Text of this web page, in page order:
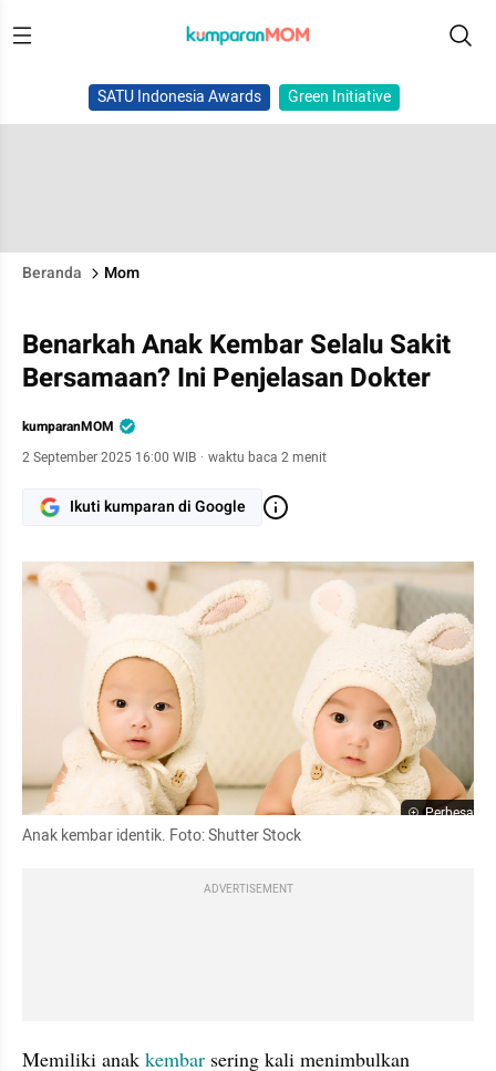
SATU Indonesia Awards Green Initiative
Beranda Mom
Benarkah Anak Kembar Selalu Sakit
Bersamaan? Ini Penjelasan Dokter
kumparanMOM
2 September 2025 16:00 WIB · waktu baca 2 menit
Ikuti kumparan di Google
Perbesar
Anak kembar identik. Foto: Shutter Stock
ADVERTISEMENT
Memiliki anak kembar sering kali menimbulkan